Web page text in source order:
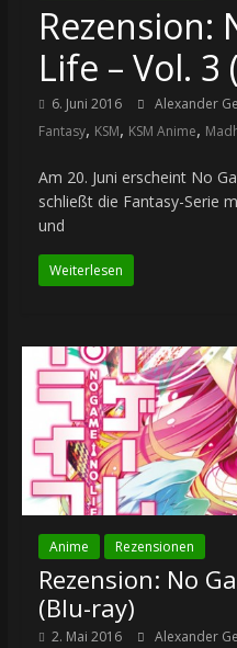
Rezension:
Life – Vol. 3
6. Juni 2016 Alexander
Fantasy, KSM, KSM Anime,
Am 20. Juni erscheint No
schließt die Fantasy-Serie
und
Weiterlesen
Anime Rezensionen
Rezension: No
(Blu-ray)
2. Mai 2016 Alexander